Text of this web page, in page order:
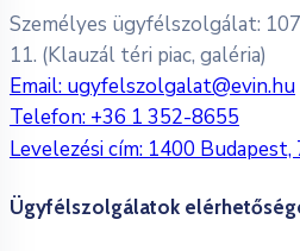
Személyes ügyfélszolgálat:
11. (Klauzál téri piac, galéria)
Email: ugyfelszolgalat@evin.hu
Telefon: +36 1 352-8655
Levelezési cím: 1400 Budapest,
Ügyfélszolgálatok